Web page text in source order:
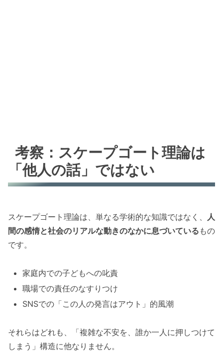
考察：スケープゴート理論は
「他人の話」ではない
スケープゴート理論は、単なる学術的な知識ではなく、 人
間の感情と社会のリアルな動きのなかに息づいている もの
です。
家庭内での子どもへの叱責
職場での責任のなすりつけ
SNSでの「この人の発言はアウト」的風潮
それらはどれも、「複雑な不安を、誰か一人に押しつけて
しまう」構造に他なりません。